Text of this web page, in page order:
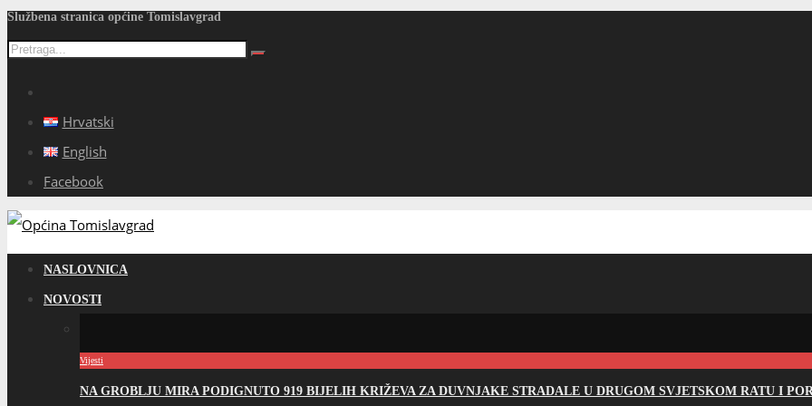
Službena stranica općine Tomislavgrad
Hrvatski
English
Facebook
NASLOVNICA
NOVOSTI
Vijesti
NA GROBLJU MIRA PODIGNUTO 919 BIJELIH KRIŽEVA ZA DUVNJAKE STRADALE U DRUGOM SVJETSKOM RATU I